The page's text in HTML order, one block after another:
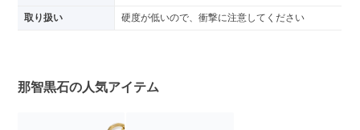
取り扱い 硬度が低いので、衝撃に注意してください
那智黒石の人気アイテム